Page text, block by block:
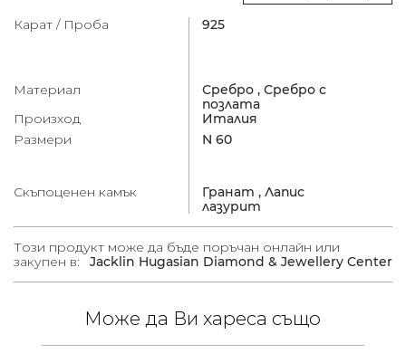
Карат / Проба 925
Материал Сребро , Сребро с
позлата
Произход
Италия
Размери
N 60
Скъпоценен камък Гранат , Лапис
лазурит
Този продукт може да бъде поръчан онлайн или
закупен в:
Jacklin Hugasian Diamond & Jewellery Center
Може да Ви хареса също